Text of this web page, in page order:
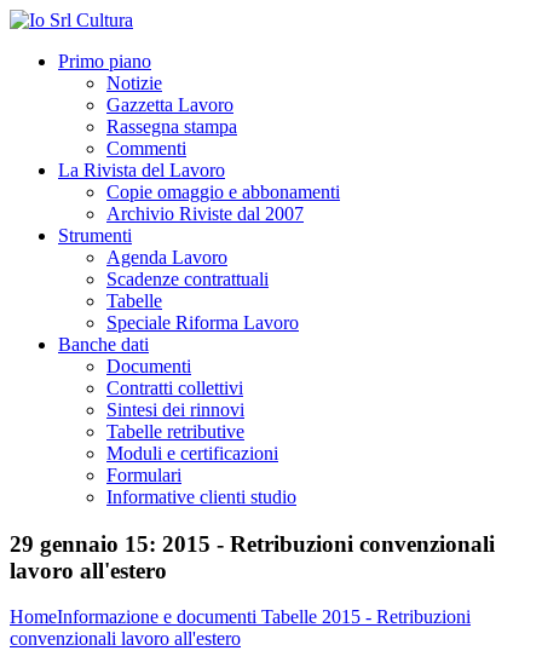
Primo piano
Notizie
Gazzetta Lavoro
Rassegna stampa
Commenti
La Rivista del Lavoro
Copie omaggio e abbonamenti
Archivio Riviste dal 2007
Strumenti
Agenda Lavoro
Scadenze contrattuali
Tabelle
Speciale Riforma Lavoro
Banche dati
Documenti
Contratti collettivi
Sintesi dei rinnovi
Tabelle retributive
Moduli e certificazioni
Formulari
Informative clienti studio
29 gennaio 15: 2015 - Retribuzioni convenzionali
lavoro all'estero
HomeInformazione e documenti Tabelle 2015 - Retribuzioni
convenzionali lavoro all'estero